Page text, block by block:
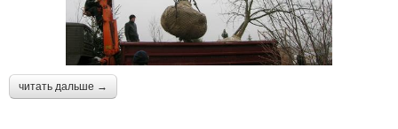
читать дальше →